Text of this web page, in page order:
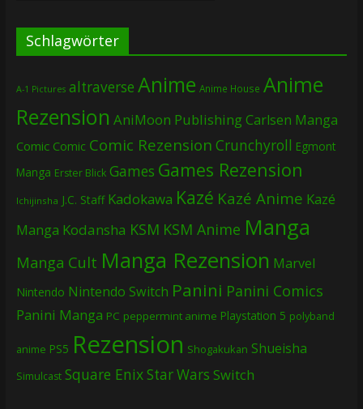
Schlagwörter
A-1 Pictures altraverse Anime Anime House Anime
Rezension AniMoon PublishingCarlsen Manga
Comic Comic Comic Rezension Crunchyroll Egmont
Manga Erster Blick Games Games Rezension
Ichijinsha J.C. Staff Kadokawa Kazé Kazé Anime Kazé
Manga Kodansha KSM KSM Anime Manga
Manga Cult Manga Rezension Marvel
Nintendo Nintendo Switch Panini Panini Comics
Panini Manga PC peppermint anime Playstation 5 polyband
anime PS5 Rezension Shogakukan Shueisha
Simulcast Square EnixStar Wars Switch